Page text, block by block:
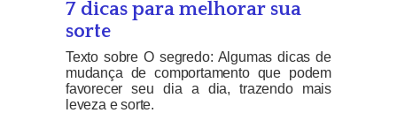
7 dicas para melhorar sua
sorte
Texto sobre O segredo: Algumas dicas de
mudança de comportamento que podem
favorecer seu dia a dia, trazendo mais
leveza e sorte.